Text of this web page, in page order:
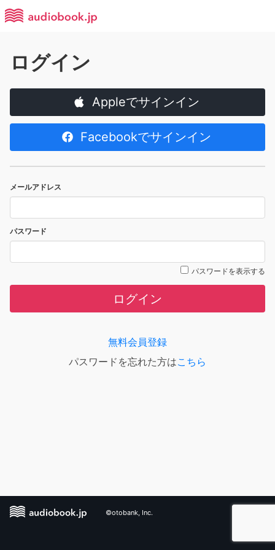
ログイン
Appleでサインイン
Facebookでサインイン
メールアドレス
パスワード
パスワードを表示する
ログイン
無料会員登録
パスワードを忘れた方はこちら
©otobank, Inc.